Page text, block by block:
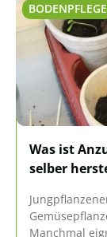
BODENPFLEGE
Was ist
selber
Manchmal